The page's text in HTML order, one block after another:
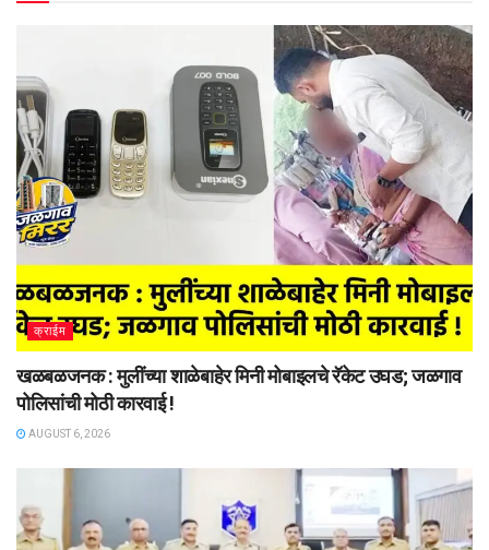
क्राईम
खळबळजनक : मुलींच्या शाळेबाहेर मिनी मोबाइलचे रॅकेट उघड; जळगाव
पोलिसांची मोठी कारवाई !
AUGUST 6, 2026